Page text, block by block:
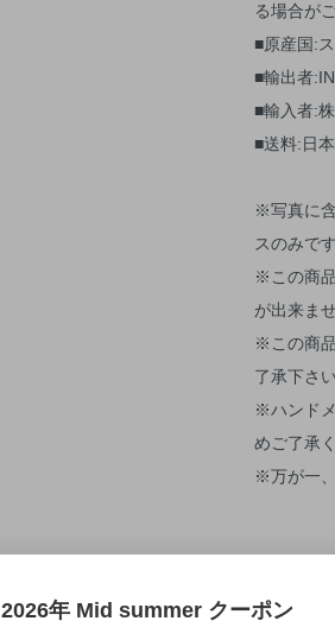
る場合が
■原産国:
■輸出者
■輸入者:
■送料:日
※写真に
スのみです
※この商
が出来ま
※この商
了承下さ
※ハンド
めご了承
※万が一
2026年 Mid summer クーポン